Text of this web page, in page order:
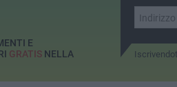
E
GRATISNELLA